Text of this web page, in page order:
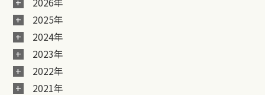
2025年
2024年
2023年
2022年
2021年